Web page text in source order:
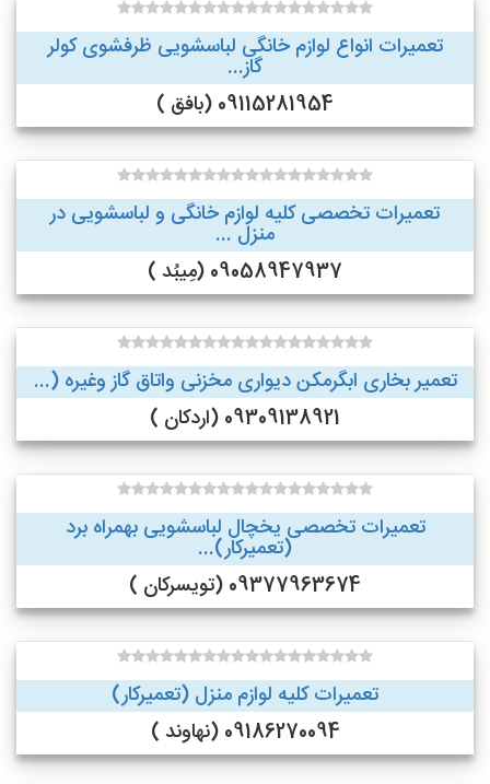
تعمیرات انواع لوازم خانگی لباسشویی ظرفشوی کولر
گاز...
09115281954 (بافق )
تعمیرات تخصصی کلیه لوازم خانگی و لباسشویی در
منزل ...
09058947937 (مِیبُد )
تعمیر بخاری ابگرمکن دیواری مخزنی واتاق گاز وغیره (...
09309138921 (اردکان )
تعمیرات تخصصی یخچال لباسشویی بهمراه برد
(تعمیرکار)...
09377963674 (تویسرکان )
تعمیرات کلیه لوازم منزل (تعمیرکار)
09186270094 (نهاوند )